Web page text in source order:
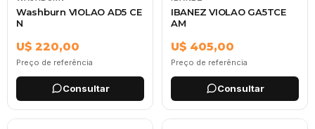
Washburn VIOLAO AD5 CE
N
U$ 220,00
Preço de referência
Consultar
IBANEZ VIOLAO GA5TCE
AM
U$ 405,00
Preço de referência
Consultar